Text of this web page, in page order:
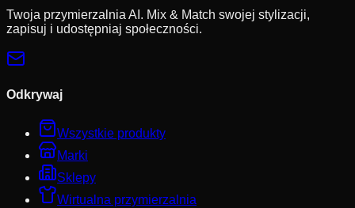
Twoja przymierzalnia AI. Mix & Match swojej stylizacji,
zapisuj i udostępniaj społeczności.
Odkrywaj
Wszystkie produkty
Marki
Sklepy
Wirtualna przymierzalnia